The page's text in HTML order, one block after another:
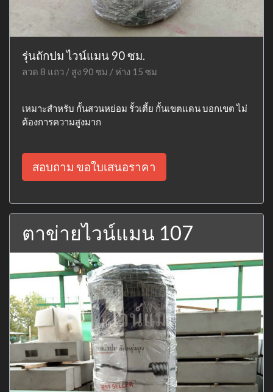
รุ่นถักปม ไวน์แมน 90 ซม.
ลวด 8 แถว / สูง 90 ซม / ห่าง 15 ซม
เหมาะสำหรับ กั้นสวนหย่อม รั้วเตี้ย กั้นเขตแดน บอกเขต ไม่
ต้องการความสูงมาก
สอบถาม ขอใบเสนอราคา
ตาข่ายไวน์แมน 107